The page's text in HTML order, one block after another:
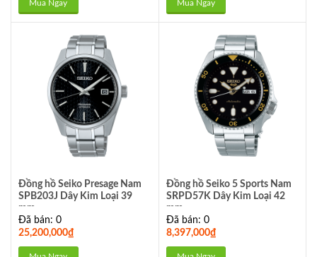
Mua Ngay Mua Ngay
Đồng hồ Seiko Presage Nam
SPB203J Dây Kim Loại 39
mm
Đã bán: 0
25,200,000₫
Đồng hồ Seiko 5 Sports Nam
SRPD57K Dây Kim Loại 42
mm
Đã bán: 0
8,397,000₫